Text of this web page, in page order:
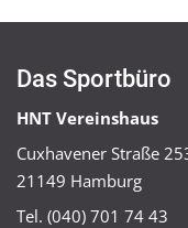
Das Sportbüro
HNT Vereinshaus
Cuxhavener Straße
21149 Hamburg
Tel. (040) 701 74 43